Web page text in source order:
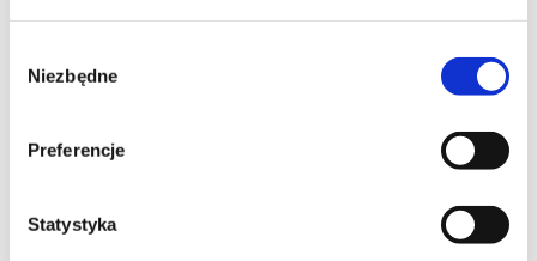
zgody
Niezbędne
Preferencje
Statystyka
Elektryczne biurko Lano-
to
ergonomiczne rozwiązanie typu sit-stand,
stworzone z myślą o komforcie pracy,
zdrowiu użytkowników oraz estetyce